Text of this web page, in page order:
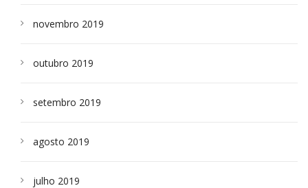
novembro 2019
outubro 2019
setembro 2019
agosto 2019
julho 2019